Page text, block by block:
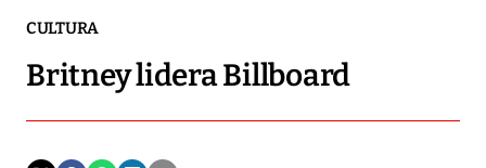
CULTURA
Britney lidera Billboard